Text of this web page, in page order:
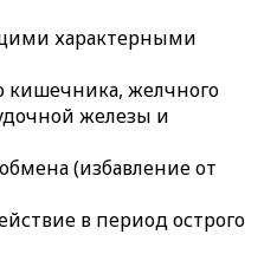
характерными
кишечника, желчного
железы и
(избавление от
в период острого